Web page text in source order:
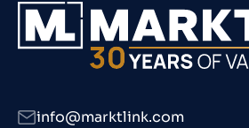
info@marktlink.com